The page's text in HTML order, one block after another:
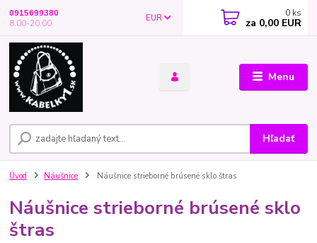
Menu
EUR
Hľadať
0915699380
8.00-20.00
0 ks
za 0,00 EUR
Úvod Náušnice Náušnice strieborné brúsené sklo štras
Náušnice strieborné brúsené sklo
štras